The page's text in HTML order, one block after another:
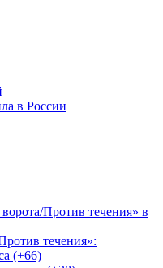
в России
Против течения» в
течения»:
(+66)